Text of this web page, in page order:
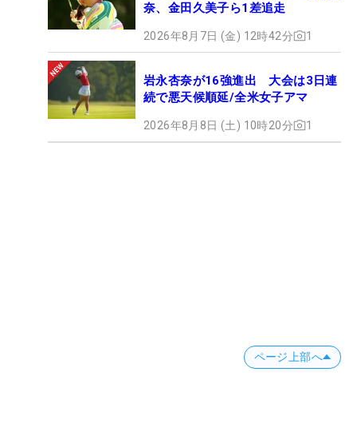
奈、金田久美子ら1差追走
2026年8月7日 (金) 12時42分 1
岩永杏奈が16強進出 大会は3日連
続で悪天候順延/全米女子アマ
2026年8月8日 (土) 10時20分 1
ページ上部へ